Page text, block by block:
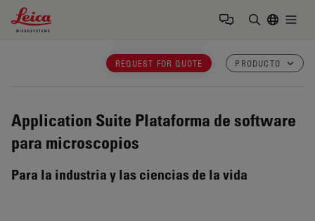
Leica Microsystems Logo
REQUEST FOR QUOTE PRODUCTO
Application Suite Plataforma de software
para microscopios
Para la industria y las ciencias de la vida